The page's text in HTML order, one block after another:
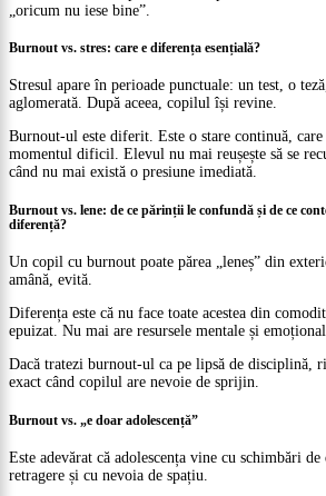
„oricum nu iese bine”.
Burnout vs. stres: care e diferența esențială?
Stresul apare în perioade punctuale: un test, o
aglomerată. După aceea, copilul își revine.
Burnout-ul este diferit. Este o stare continuă, care
momentul dificil. Elevul nu mai reușește să se
când nu mai există o presiune imediată.
Burnout vs. lene: de ce părinții le confundă și de ce
diferență?
Un copil cu burnout poate părea „leneș” din
amână, evită.
Diferența este că nu face toate acestea din
epuizat. Nu mai are resursele mentale și
Dacă tratezi burnout-ul ca pe lipsă de disciplină,
exact când copilul are nevoie de sprijin.
Burnout vs. „e doar adolescență”
Este adevărat că adolescența vine cu schimbări
retragere și cu nevoia de spațiu.